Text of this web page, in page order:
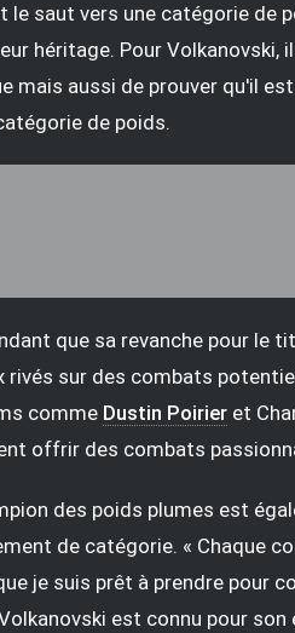
le saut vers une catégorie de
héritage. Pour
mais aussi de prouver qu'il
de poids.
que sa revanche pour le
rivés sur des combats
comme Dustin Poirier et
offrir des combats
des poids plumes est
de catégorie. « Chaque
je suis prêt à prendre pour
est connu pour